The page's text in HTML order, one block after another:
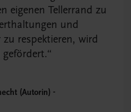
eigenen Tellerrand zu
und
respektieren, wird
(Autorin)